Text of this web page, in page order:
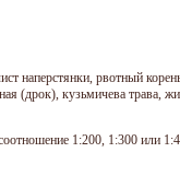
наперстянки, рвотный
(дрок), кузьмичева трава,
1:200, 1:300 или